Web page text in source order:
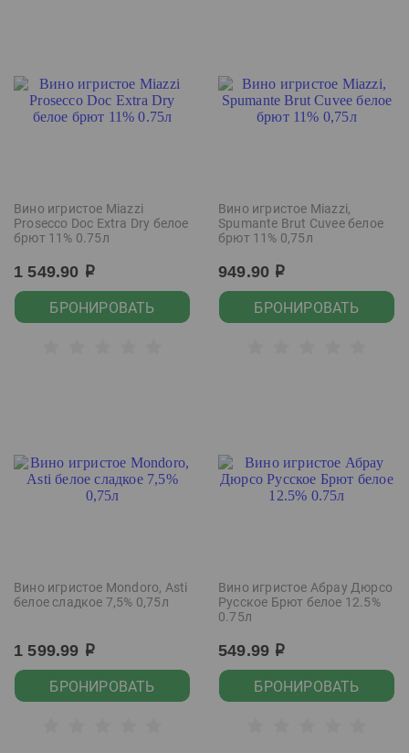
Вино игристое Miazzi
Prosecco Doc Extra Dry белое
брют 11% 0.75л
1 549.90 р
БРОНИРОВАТЬ
Вино игристое Miazzi,
Spumante Brut Cuvee белое
брют 11% 0,75л
949.90 р
БРОНИРОВАТЬ
Вино игристое Mondoro, Asti
белое сладкое 7,5% 0,75л
1 599.99 р
БРОНИРОВАТЬ
Вино игристое Абрау Дюрсо
Русское Брют белое 12.5%
0.75л
549.99 р
БРОНИРОВАТЬ